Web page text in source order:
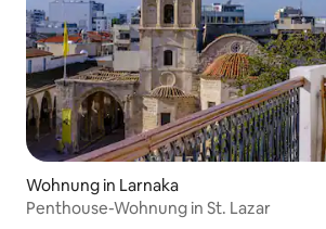
Wohnung in Larnaka
Penthouse-Wohnung in St. Lazar